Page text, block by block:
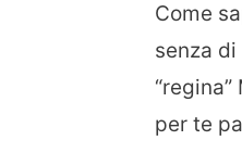
Come
senza
per te